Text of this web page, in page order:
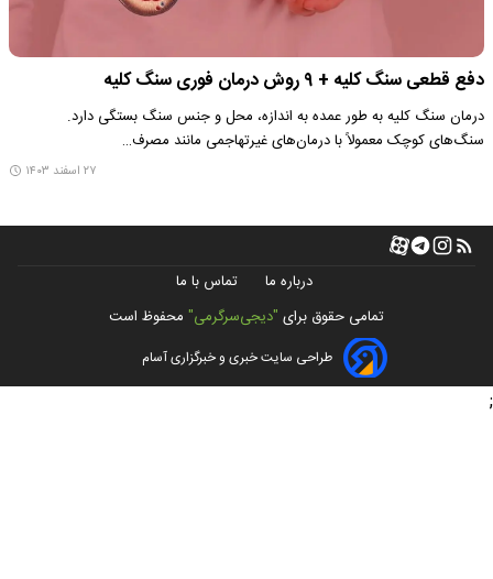
دفع قطعی سنگ کلیه + ۹ روش درمان فوری سنگ کلیه
درمان سنگ کلیه به طور عمده به اندازه، محل و جنس سنگ بستگی دارد.
سنگ‌های کوچک معمولاً با درمان‌های غیرتهاجمی مانند مصرف…
۲۷ اسفند ۱۴۰۳
درباره ما
تماس با ما
تمامی حقوق برای "دیجی‌سرگرمی" محفوظ است
طراحی سایت خبری و خبرگزاری آسام
;